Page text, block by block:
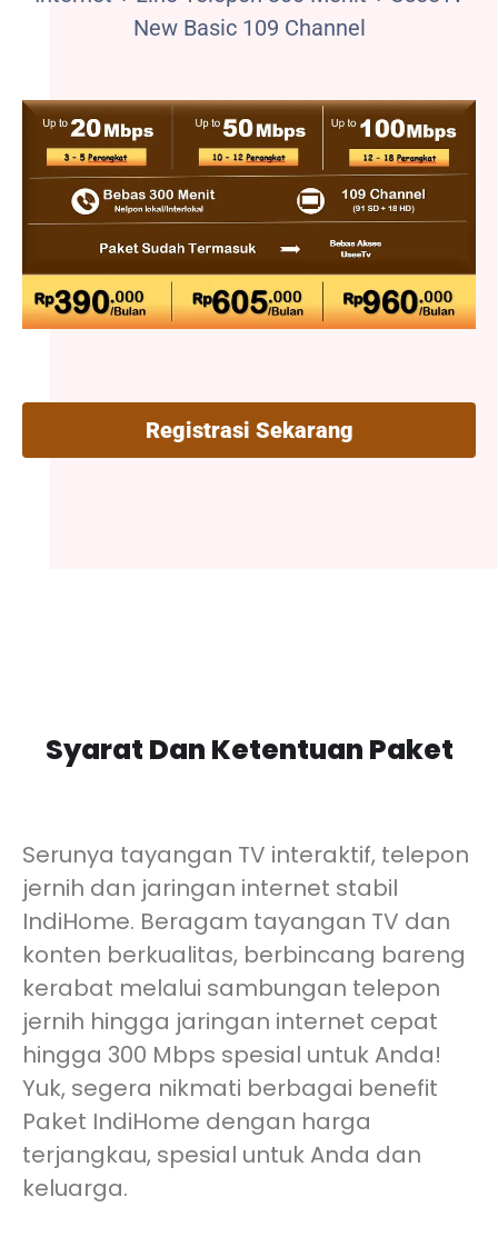
New Basic 109 Channel
Registrasi Sekarang
Syarat Dan Ketentuan Paket
Serunya tayangan TV interaktif, telepon
jernih dan jaringan internet stabil
IndiHome. Beragam tayangan TV dan
konten berkualitas, berbincang bareng
kerabat melalui sambungan telepon
jernih hingga jaringan internet cepat
hingga 300 Mbps spesial untuk Anda!
Yuk, segera nikmati berbagai benefit
Paket IndiHome dengan harga
terjangkau, spesial untuk Anda dan
keluarga.